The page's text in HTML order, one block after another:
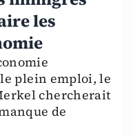
les
plein emploi, le
chercherait
de